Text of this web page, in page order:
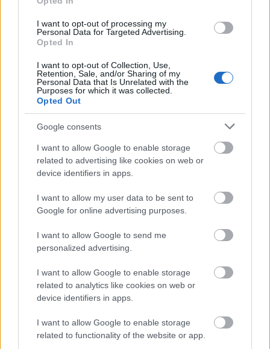
I want to opt-out of processing my
Personal Data for Targeted Advertising.
Opted In
I want to opt-out of Collection, Use,
Retention, Sale, and/or Sharing of my
Personal Data that Is Unrelated with the
Purposes for which it was collected.
Opted Out
Google consents
I want to allow Google to enable storage
related to advertising like cookies on web or
device identifiers in apps.
I want to allow my user data to be sent to
Google for online advertising purposes.
I want to allow Google to send me
personalized advertising.
I want to allow Google to enable storage
related to analytics like cookies on web or
device identifiers in apps.
I want to allow Google to enable storage
related to functionality of the website or app.
és íme az őket megelőző gurulóegység:
www.facebook.com/photo.php?
fbid=503226633045460&set=a.186842271350566.4
3312.181509011883892&type=3&theater
bl4ze
13 éve
a burger nagyon jól néz ki, az viszont tényleg igen
gáz, hogy Péteréktől (Burger House) elveszik a jogos
elsőbbséget és úgy adják el(ő) magukat mintha Ők
találták volna fel a (spanyolviaszt?) food truck-ot
Omahaboss
13 éve
: Ugyan már te találtad ki az autóból
árulást??? Vagy mi??? Te csomagoltad először
újságpapírba a burgert? Vagy csak
Magyarországon? TE HONNAN LOPTAD? Ha az USA-
ból, az nem lopás? Le vannak ezek a dolgok védve?
(nem bizony, és azért nem mert kint már ezer éve van
mindkettő) Úgyhogy ne rinyálj, semmit nem fogsz